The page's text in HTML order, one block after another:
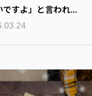
。まずは「Q&A集
化」から始める